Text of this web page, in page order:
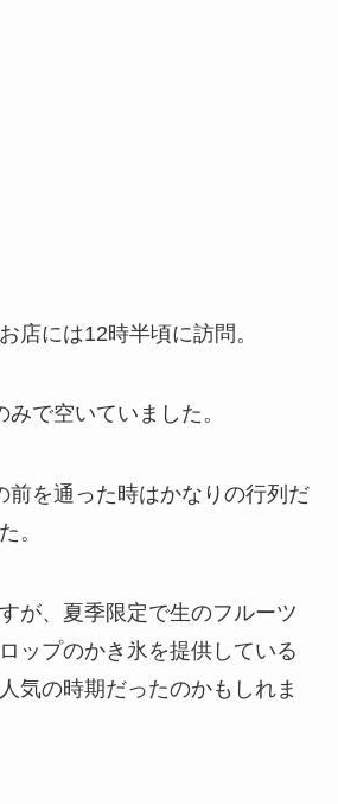
店には12時半頃に訪問。
で空いていました。
前を通った時はかなりの行列だ
。
が、夏季限定で生のフルーツ
ップのかき氷を提供している
気の時期だったのかもしれま